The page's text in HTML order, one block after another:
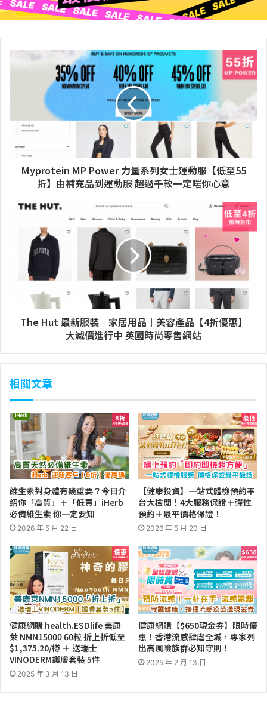
Myprotein MP Power 力量系列女士運動服【低至55
折】由補充品到運動服 超過千款一定啱你心意
The Hut 最新服裝｜家居用品｜美容產品【4折優惠】
大減價進行中 英國時尚零售網站
相關文章
維生素對身體有幾重要？今日介
紹你「高質」＋「低買」iHerb
必備維生素 你一定要知
2026 年 5 月 22 日
【健康投資】一站式體檢預約平
台大檢閱！4大服務保證＋彈性
預約＋最平價格保證！
2026 年 5 月 20 日
健康網購 health.ESDlife 美康
萊 NMN15000 60粒 折上折低至
$1,375.20/樽 ＋ 送瑞士
VINODERM護膚套裝 5件
2025 年 3 月 13 日
健康網購【$650現金券】限時優
惠！香港流感肆虐全城，專家列
出高風險族群必知守則！
2025 年 2 月 13 日